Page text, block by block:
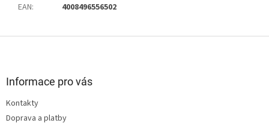
EAN: 4008496556502
Informace pro vás
Kontakty
Doprava a platby